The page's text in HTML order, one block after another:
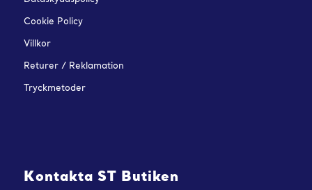
Cookie Policy
Villkor
Returer / Reklamation
Tryckmetoder
Kontakta ST Butiken